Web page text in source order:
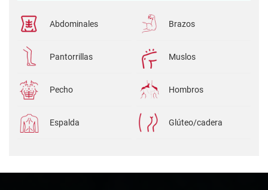
Abdominales Brazos
Pantorrillas Muslos
Pecho Hombros
Espalda Glúteo/cadera